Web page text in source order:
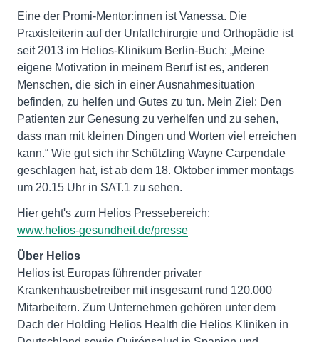
Eine der Promi-Mentor:innen ist Vanessa. Die
Praxisleiterin auf der Unfallchirurgie und Orthopädie ist
seit 2013 im Helios-Klinikum Berlin-Buch: „Meine
eigene Motivation in meinem Beruf ist es, anderen
Menschen, die sich in einer Ausnahmesituation
befinden, zu helfen und Gutes zu tun. Mein Ziel: Den
Patienten zur Genesung zu verhelfen und zu sehen,
dass man mit kleinen Dingen und Worten viel erreichen
kann.“ Wie gut sich ihr Schützling Wayne Carpendale
geschlagen hat, ist ab dem 18. Oktober immer montags
um 20.15 Uhr in SAT.1 zu sehen.
www.helios-gesundheit.de/presse
Über Helios
Helios ist Europas führender privater
Krankenhausbetreiber mit insgesamt rund 120.000
Mitarbeitern. Zum Unternehmen gehören unter dem
Dach der Holding Helios Health die Helios Kliniken in